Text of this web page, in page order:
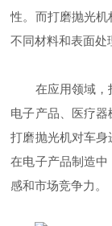
性。而打磨抛光
不同材料和表面处
在应用领域，打
电子产品、医疗
打磨抛光机对车身
在电子产品制造
感和市场竞争力。